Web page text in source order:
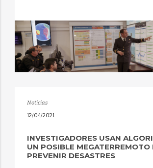
Noticias
12/04/2021
INVESTIGADORES USAN
UN POSIBLE MEGATERREMOTO
PREVENIR DESASTRES